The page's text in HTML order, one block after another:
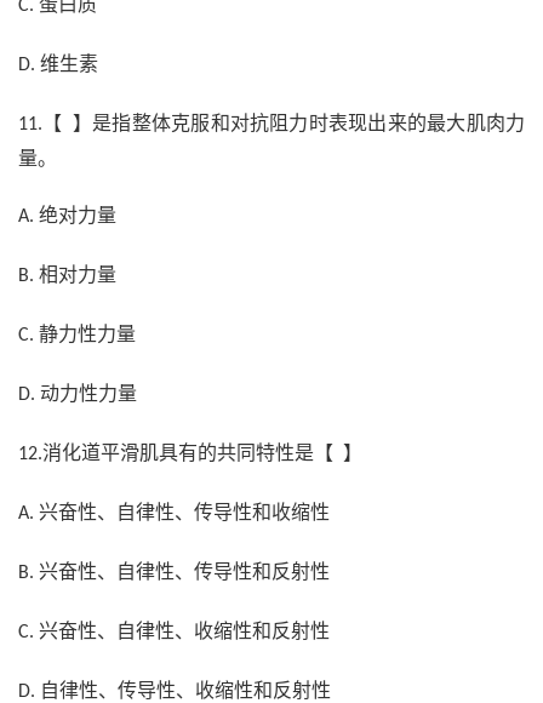
C. 蛋白质
D. 维生素
11. 【 】是指整体克服和对抗阻力时表现出来的最大肌肉力
量。
A. 绝对力量
B. 相对力量
C. 静力性力量
D. 动力性力量
12.消化道平滑肌具有的共同特性是【 】
A. 兴奋性、自律性、传导性和收缩性
B. 兴奋性、自律性、传导性和反射性
C. 兴奋性、自律性、收缩性和反射性
D. 自律性、传导性、收缩性和反射性